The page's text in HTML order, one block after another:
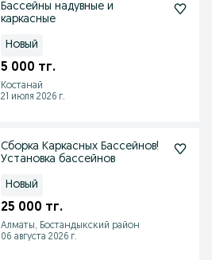
Бассейны надувные и
каркасные
Новый
5 000 тг.
Костанай
21 июля 2026 г.
Сборка Каркасных Бассейнов!
Установка бассейнов
Новый
25 000 тг.
Алматы, Бостандыкский район
06 августа 2026 г.